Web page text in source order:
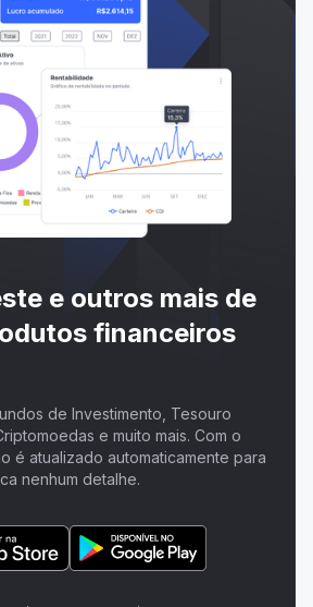
e outros mais de
financeiros
de Investimento, Tesouro
e muito mais. Com o
é atualizado automaticamente para
nenhum detalhe.